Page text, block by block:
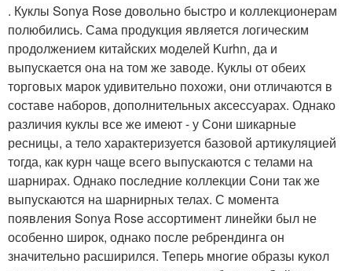
. Куклы Sonya Rose довольно быстро и коллекционерам
полюбились. Сама продукция является логическим
продолжением китайских моделей Kurhn, да и
выпускается она на том же заводе. Куклы от обеих
торговых марок удивительно похожи, они отличаются в
составе наборов, дополнительных аксессуарах. Однако
различия куклы все же имеют - у Сони шикарные
ресницы, а тело характеризуется базовой артикуляцией
тогда, как курн чаще всего выпускаются с телами на
шарнирах. Однако последние коллекции Сони так же
выпускаются на шарнирных телах. С момента
появления Sonya Rose ассортимент линейки был не
особенно широк, однако после ребрендинга он
значительно расширился. Теперь многие образы кукол